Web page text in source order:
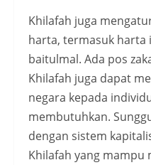
Khilafah juga
harta, termasuk harta
baitulmal. Ada pos
Khilafah juga dapat
negara kepada
membutuhkan.
dengan sistem
Khilafah yang mampu